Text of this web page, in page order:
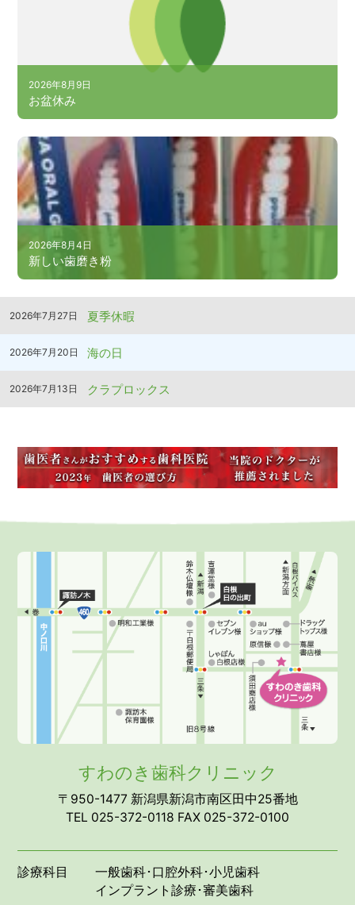
2026年8月9日
お盆休み
2026年8月4日
新しい歯磨き粉
2026年7月27日 夏季休暇
2026年7月20日 海の日
2026年7月13日 クラプロックス
すわのき歯科クリニック
〒950-1477 新潟県新潟市南区田中25番地
TEL 025-372-0118 FAX 025-372-0100
診療科目
一般歯科･口腔外科･小児歯科
インプラント診療･審美歯科